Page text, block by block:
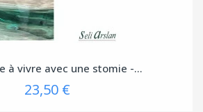
à vivre avec une stomie -...
23,50 €